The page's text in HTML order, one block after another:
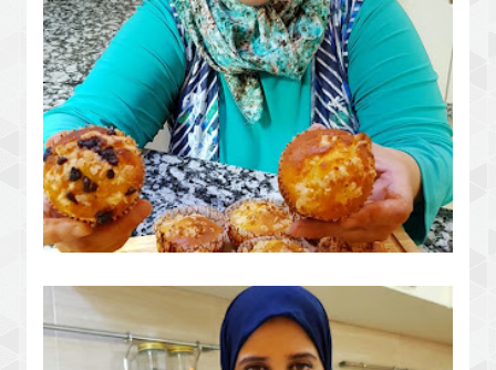
مادلين بمذاق وشكل جديد ايحماقو عليه
الوليدات